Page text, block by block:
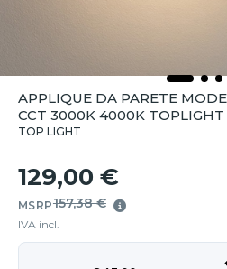
APPLIQUE DA PARETE
CCT 3000K 4000K TOPLIGHT
TOP LIGHT
129,00 €
MSRP157,38 €
IVA incl.